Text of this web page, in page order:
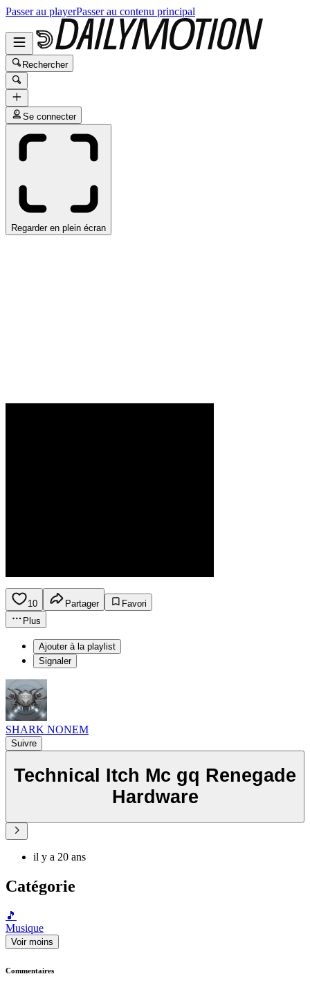
Passer au playerPasser au contenu principal
Rechercher
Se connecter
Regarder en plein écran
10 Partager
Favori
Plus
Ajouter à la playlist
Signaler
SHARK NONEM
Suivre
Technical Itch Mc gq Renegade
Hardware
il y a 20 ans
Catégorie
🎵
Musique
Voir moins
Commentaires